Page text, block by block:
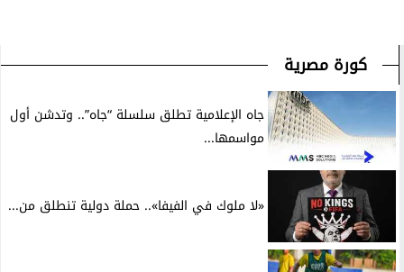
كورة مصرية
جاه الإعلامية تطلق سلسلة “جاه”.. وتدشن أول
مواسمها...
«لا ملوك في الفيفا».. حملة دولية تنطلق من...